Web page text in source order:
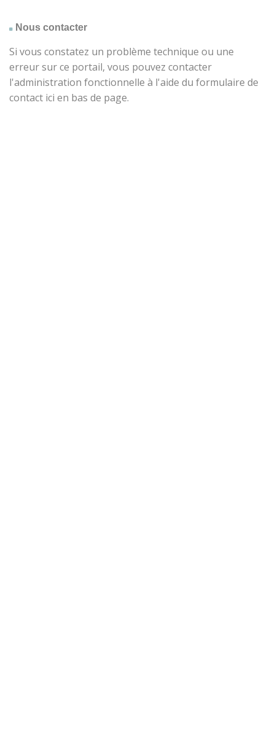
Nous contacter
Si vous constatez un problème technique ou une
erreur sur ce portail, vous pouvez contacter
l'administration fonctionnelle à l'aide du formulaire de
contact ici en bas de page.